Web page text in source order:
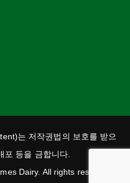
는 저작권법의 보호를 받으
포 등을 금합니다.
Dairy. All rights reserved.